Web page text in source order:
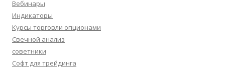
Вебинары
Индикаторы
Курсы торговли опционами
Свечной анализ
советники
Софт для трейдинга